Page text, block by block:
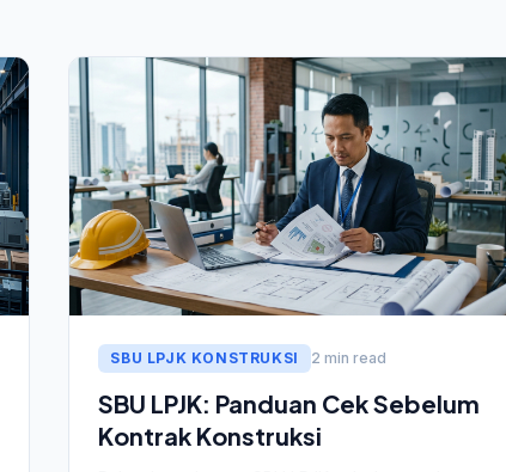
SBU LPJK KONSTRUKSI 2 min read
SBU LPJK: Panduan Cek Sebelum
Kontrak Konstruksi